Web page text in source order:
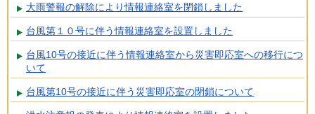
大雨警報の解除により情報連絡室を閉鎖しました
台風第１０号に伴う情報連絡室を設置しました
台風10号の接近に伴う情報連絡室から災害即応室への移行につ
いて
台風第10号の接近に伴う災害即応室の閉鎖について